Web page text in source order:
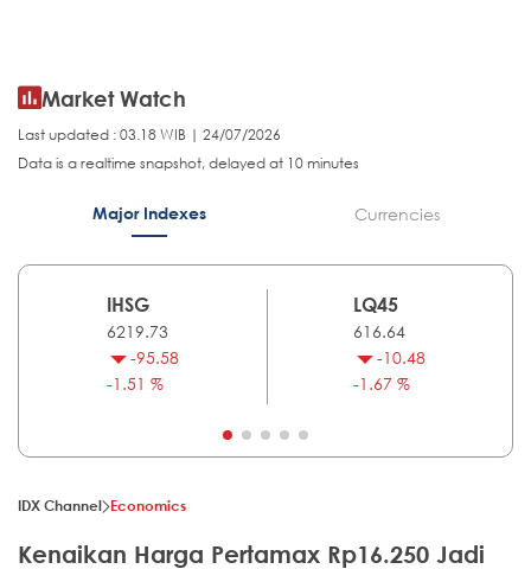
Market Watch
Last updated : 03.18 WIB | 24/07/2026
Data is a realtime snapshot, delayed at 10 minutes
Major Indexes Currencies
IHSG
6219.73
-95.58
-1.51 %
LQ45
616.64
-10.48
-1.67 %
IDX Channel Economics
Kenaikan Harga Pertamax Rp16.250 Jadi